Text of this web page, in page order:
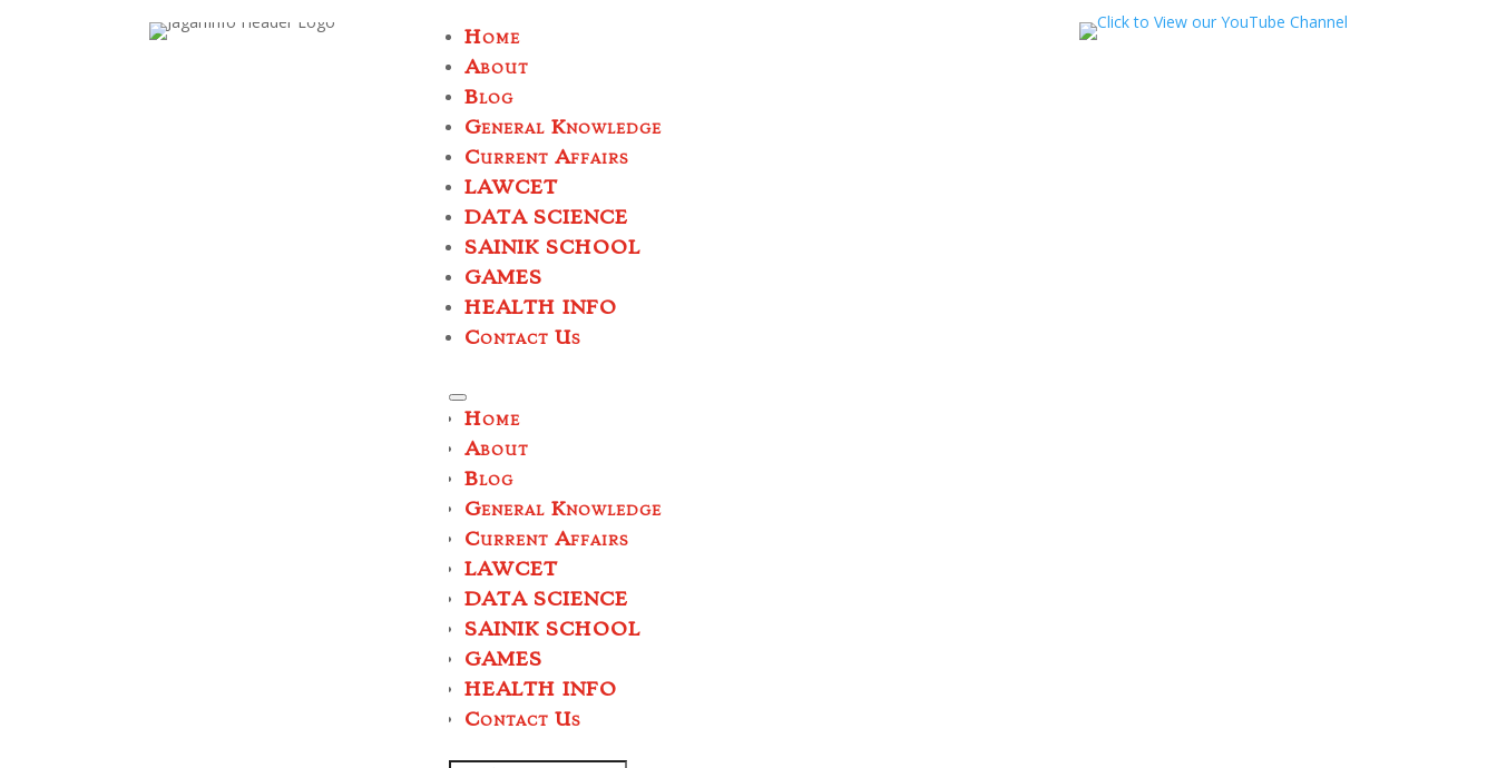
Home
About
Blog
General Knowledge
Current Affairs
LAWCET
DATA SCIENCE
SAINIK SCHOOL
GAMES
HEALTH INFO
Contact Us
Home
About
Blog
General Knowledge
Current Affairs
LAWCET
DATA SCIENCE
SAINIK SCHOOL
GAMES
HEALTH INFO
Contact Us